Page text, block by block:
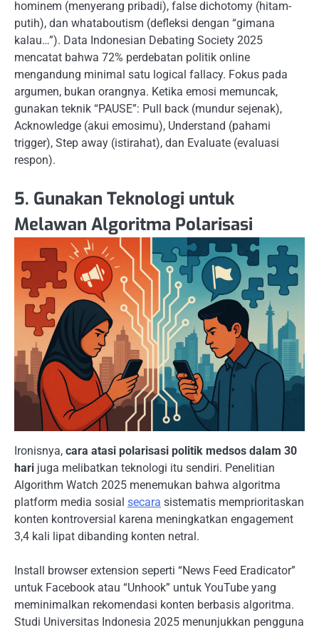
hominem (menyerang pribadi), false dichotomy (hitam-
putih), dan whataboutism (defleksi dengan “gimana
kalau…”). Data Indonesian Debating Society 2025
mencatat bahwa 72% perdebatan politik online
mengandung minimal satu logical fallacy. Fokus pada
argumen, bukan orangnya. Ketika emosi memuncak,
gunakan teknik “PAUSE”: Pull back (mundur sejenak),
Acknowledge (akui emosimu), Understand (pahami
trigger), Step away (istirahat), dan Evaluate (evaluasi
respon).
5. Gunakan Teknologi untuk
Melawan Algoritma Polarisasi
Ironisnya, cara atasi polarisasi politik medsos dalam 30
hari juga melibatkan teknologi itu sendiri. Penelitian
Algorithm Watch 2025 menemukan bahwa algoritma
platform media sosial secara sistematis memprioritaskan
konten kontroversial karena meningkatkan engagement
3,4 kali lipat dibanding konten netral.
Install browser extension seperti “News Feed Eradicator”
untuk Facebook atau “Unhook” untuk YouTube yang
meminimalkan rekomendasi konten berbasis algoritma.
Studi Universitas Indonesia 2025 menunjukkan pengguna